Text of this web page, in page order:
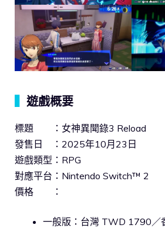
遊戲概要
標題 ：女神異聞錄3 Reload
發售日 ：2025年10月23日
遊戲類型：RPG
對應平台：Nintendo Switch™ 2
價格 ：
一般版：台灣 TWD 1790／